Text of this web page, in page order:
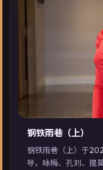
钢铁雨巷（上）
钢铁雨巷（上）于
导，咏梅、孔刘、提